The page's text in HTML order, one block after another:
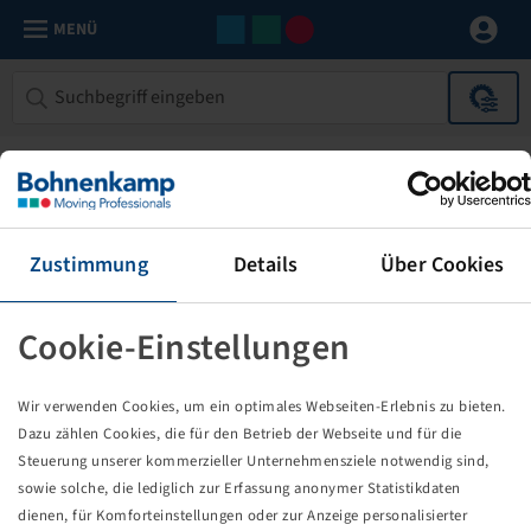
Zustimmung Details Über Cookies
Cookie-Einstellungen
Wir verwenden Cookies, um ein optimales Webseiten-Erlebnis zu bieten.
Dazu zählen Cookies, die für den Betrieb der Webseite und für die
Steuerung unserer kommerzieller Unternehmensziele notwendig sind,
sowie solche, die lediglich zur Erfassung anonymer Statistikdaten
dienen, für Komforteinstellungen oder zur Anzeige personalisierter
MENÜ
Leider konnten wir für "" keine passenden
Produkte finden.
Verwenden Sie unsere Artikelnummern
Geben Sie allgemeinere Suchbegriffe ein und nutzen dann
die Filter
Probieren Sie die technische Suche (neben dem Suchfeld)
Sie haben das Gesuchte nicht gefunden?